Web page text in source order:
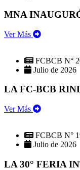
MNA
Ver Más
FCBCB N°
Julio de 2026
LA FC-BCB
Ver Más
FCBCB N°
Julio de 2026
LA 30° FERIA